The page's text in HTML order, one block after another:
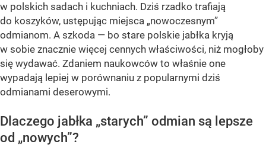
w polskich sadach i kuchniach. Dziś rzadko trafiają
do koszyków, ustępując miejsca „nowoczesnym”
odmianom. A szkoda — bo stare polskie jabłka kryją
w sobie znacznie więcej cennych właściwości, niż mogłoby
się wydawać. Zdaniem naukowców to właśnie one
wypadają lepiej w porównaniu z popularnymi dziś
odmianami deserowymi.
Dlaczego jabłka „starych” odmian są lepsze
od „nowych”?